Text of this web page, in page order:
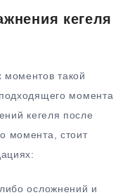
кегеля
такой
момента
кегеля после
момента, стоит
осложнений и